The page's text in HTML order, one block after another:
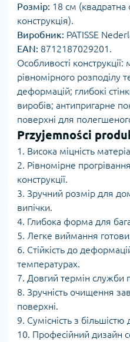
Розмір: 18 см
конструкція).
Виробник: PATISSE
EAN: 8712187029201.
Особливості
рівномірного розподілу
деформацій; глибокі
виробів; антипригарне
поверхні для
Przyjemności
1. Висока міцність
2. Рівномірне
конструкції.
3. Зручний розмір для
випічки.
4. Глибока форма для
5. Легке виймання
6. Стійкість до
температурах.
7. Довгий термін служби
8. Зручність очищення
поверхні.
9. Сумісність з більшістю
10. Професійний дизайн